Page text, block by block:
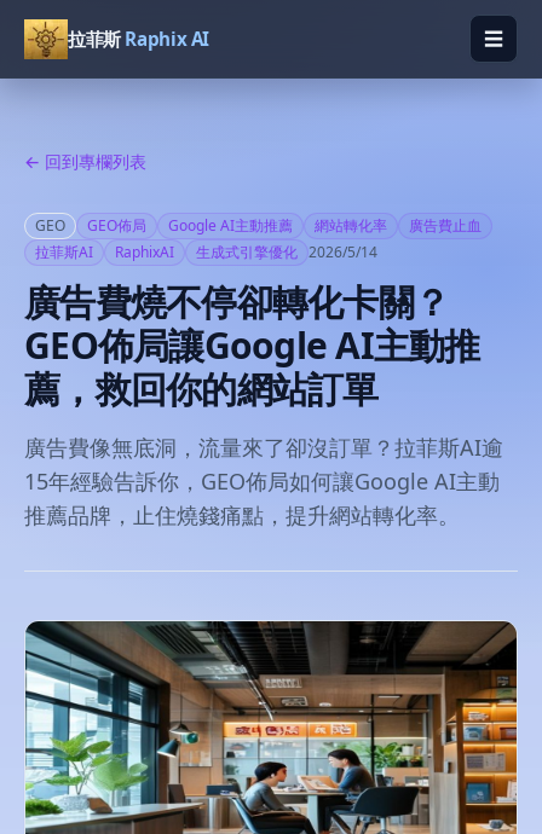
拉菲斯Raphix AI ☰開啟
← 回到專欄列表
GEO GEO佈局 Google AI主動推薦 網站轉化率
廣告費止血
拉菲斯AI
RaphixAI 生成式引擎優化 2026/5/14
廣告費燒不停卻轉化卡關？
GEO佈局讓Google AI主動推
薦，救回你的網站訂單
廣告費像無底洞，流量來了卻沒訂單？拉菲斯AI逾
15年經驗告訴你，GEO佈局如何讓Google AI主動
推薦品牌，止住燒錢痛點，提升網站轉化率。